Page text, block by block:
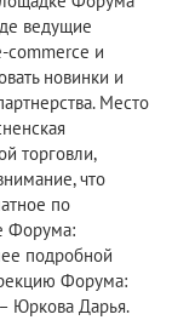
ведущие
commerce и
новинки и
Место
торговли,
что
по
Форума:
подробной
Форума:
Юркова Дарья.